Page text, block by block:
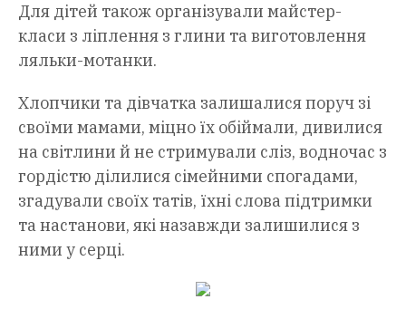
Для дітей також організували майстер-
класи з ліплення з глини та виготовлення
ляльки-мотанки.
Хлопчики та дівчатка залишалися поруч зі
своїми мамами, міцно їх обіймали, дивилися
на світлини й не стримували сліз, водночас з
гордістю ділилися сімейними спогадами,
згадували своїх татів, їхні слова підтримки
та настанови, які назавжди залишилися з
ними у серці.